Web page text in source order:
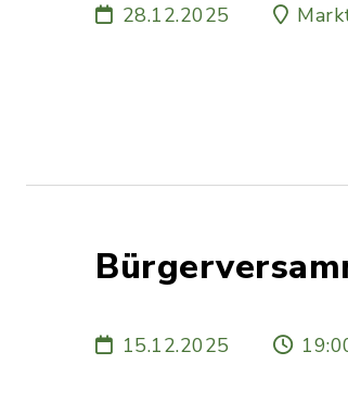
28.12.2025
15.12.2025